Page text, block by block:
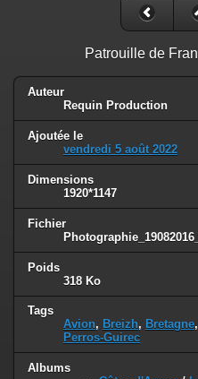
Patrouille de
Auteur
Requin Production
Ajoutée le
vendredi 5 août 2022
Dimensions
1920*1147
Fichier
Poids
318 Ko
Tags
Avion, Breizh, Bretagne,
Perros-Guirec
Albums